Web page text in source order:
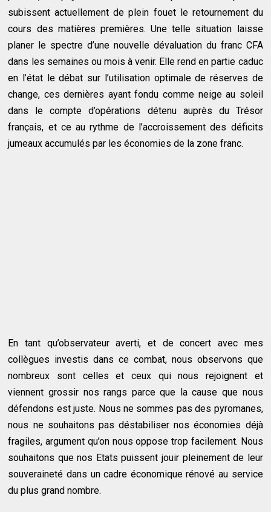
subissent actuellement de plein fouet le retournement du
cours des matières premières. Une telle situation laisse
planer le spectre d’une nouvelle dévaluation du franc CFA
dans les semaines ou mois à venir. Elle rend en partie caduc
en l’état le débat sur l’utilisation optimale de réserves de
change, ces dernières ayant fondu comme neige au soleil
dans le compte d’opérations détenu auprès du Trésor
français, et ce au rythme de l’accroissement des déficits
jumeaux accumulés par les économies de la zone franc.
En tant qu’observateur averti, et de concert avec mes
collègues investis dans ce combat, nous observons que
nombreux sont celles et ceux qui nous rejoignent et
viennent grossir nos rangs parce que la cause que nous
défendons est juste. Nous ne sommes pas des pyromanes,
nous ne souhaitons pas déstabiliser nos économies déjà
fragiles, argument qu’on nous oppose trop facilement. Nous
souhaitons que nos Etats puissent jouir pleinement de leur
souveraineté dans un cadre économique rénové au service
du plus grand nombre.